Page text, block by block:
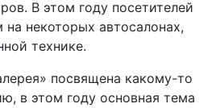
В этом году посетителей
некоторых автосалонах,
технике.
посвящена какому-то
в этом году основная тема